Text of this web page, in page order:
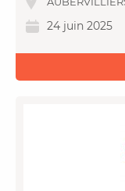
24 juin 2025